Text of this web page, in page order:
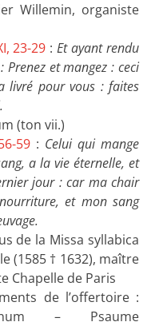
Willemin, organiste
23-29 :Et ayant rendu
et mangez : ceci
livré pour vous : faites
(ton vii.)
59 : Celui qui mange
a la vie éternelle, et
jour : car ma chair
et mon sang
de la Missa syllabica
(1585 † 1632), maître
Chapelle de Paris
de l’offertoire :
– Psaume